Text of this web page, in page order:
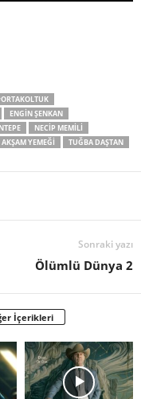
ENGIN ŞENKAN
NECIP MEMILI
YEMEĞI
TUĞBA DAŞTAN
Sonraki yazı
Ölümlü Dünya 2
İçerikleri